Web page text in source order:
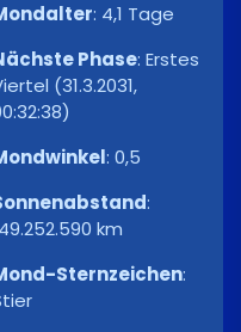
: 4,1 Tage
Phase: Erstes
(31.3.2031,
: 0,5
:
km
Sternzeichen: